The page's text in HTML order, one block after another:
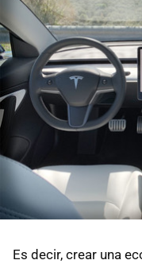
Es decir, crear una